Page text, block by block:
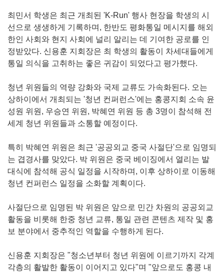
최민서 학생은 최근 개최된 'K-Run' 행사 현장을 학생의 시
선으로 생생하게 기록하며, 한반도 평화통일 메시지를 해외
한인 사회와 현지 사회에 널리 알리는 데 기여한 공로를 인
정받았다. 신용훈 지회장은 최 학생의 활동이 차세대들에게
통일 의식을 고취하는 좋은 귀감이 되었다고 평가했다.
청년 위원들의 역량 강화와 국제 교류도 가속화된다. 오는
상하이에서 개최되는 '청년 컨퍼런스'에는 홍콩지회 소속 윤
성원 위원, 우승연 위원, 박혜연 위원 등 총 3명이 참석해 전
세계 청년 위원들과 소통할 예정이다.
특히 박혜연 위원은 최근 '공공외교 중국 사절단'으로 임명되
는 겹경사를 맞았다. 박 위원은 중국 베이징에서 열리는 발
대식에 참석해 공식 일정을 시작하며, 이후 상하이로 이동해
청년 컨퍼런스 일정을 소화할 계획이다.
사절단으로 임명된 박 위원은 앞으로 민간 차원의 공공외교
활동을 비롯해 한중 청년 교류, 통일 관련 콘텐츠 제작 및 홍
보 분야에서 중추적인 역할을 수행하게 된다.
신용훈 지회장은 "청소년부터 청년 위원에 이르기까지 각계
각층의 활발한 활동이 이어지고 있다"며 "앞으로도 홍콩 내